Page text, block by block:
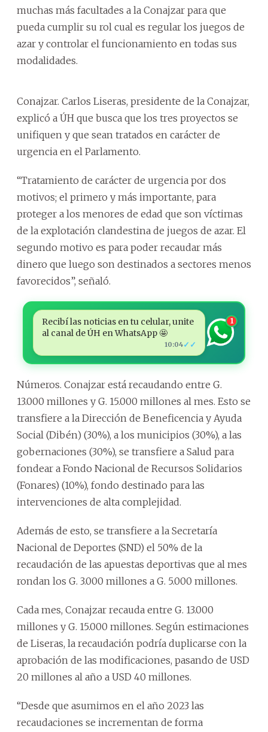
muchas más facultades a la Conajzar para que
pueda cumplir su rol cual es regular los juegos de
azar y controlar el funcionamiento en todas sus
modalidades.
Conajzar. Carlos Liseras, presidente de la Conajzar,
explicó a ÚH que busca que los tres proyectos se
unifiquen y que sean tratados en carácter de
urgencia en el Parlamento.
“Tratamiento de carácter de urgencia por dos
motivos; el primero y más importante, para
proteger a los menores de edad que son víctimas
de la explotación clandestina de juegos de azar. El
segundo motivo es para poder recaudar más
dinero que luego son destinados a sectores menos
favorecidos”, señaló.
Recibí las noticias en tu celular, unite
al canal de ÚH en WhatsApp 🤩
10:04✓✓
1
Números. Conajzar está recaudando entre G.
13.000 millones y G. 15.000 millones al mes. Esto se
transfiere a la Dirección de Beneficencia y Ayuda
Social (Dibén) (30%), a los municipios (30%), a las
gobernaciones (30%), se transfiere a Salud para
fondear a Fondo Nacional de Recursos Solidarios
(Fonares) (10%), fondo destinado para las
intervenciones de alta complejidad.
Además de esto, se transfiere a la Secretaría
Nacional de Deportes (SND) el 50% de la
recaudación de las apuestas deportivas que al mes
rondan los G. 3.000 millones a G. 5.000 millones.
Cada mes, Conajzar recauda entre G. 13.000
millones y G. 15.000 millones. Según estimaciones
de Liseras, la recaudación podría duplicarse con la
aprobación de las modificaciones, pasando de USD
20 millones al año a USD 40 millones.
“Desde que asumimos en el año 2023 las
recaudaciones se incrementan de forma